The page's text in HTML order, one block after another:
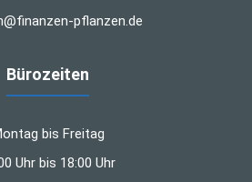
pflanzen.de
Bürozeiten
bis Freitag
Uhr bis 18:00 Uhr